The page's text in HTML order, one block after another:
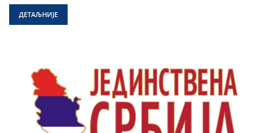
ДЕТАЉНИЈЕ